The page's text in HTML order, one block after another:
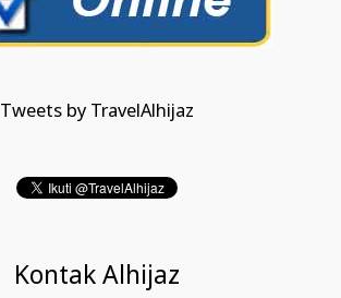
Tweets by TravelAlhijaz
Kontak Alhijaz